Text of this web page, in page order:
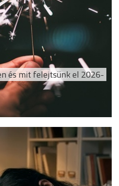
és mit felejtsünk el 2026-